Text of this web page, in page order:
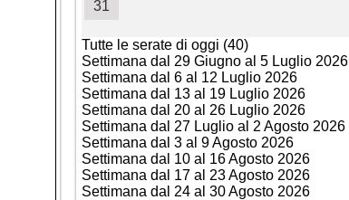
31
Tutte le serate di oggi (40)
Settimana dal 29 Giugno al 5 Luglio 2026
Settimana dal 6 al 12 Luglio 2026
Settimana dal 13 al 19 Luglio 2026
Settimana dal 20 al 26 Luglio 2026
Settimana dal 27 Luglio al 2 Agosto 2026
Settimana dal 3 al 9 Agosto 2026
Settimana dal 10 al 16 Agosto 2026
Settimana dal 17 al 23 Agosto 2026
Settimana dal 24 al 30 Agosto 2026